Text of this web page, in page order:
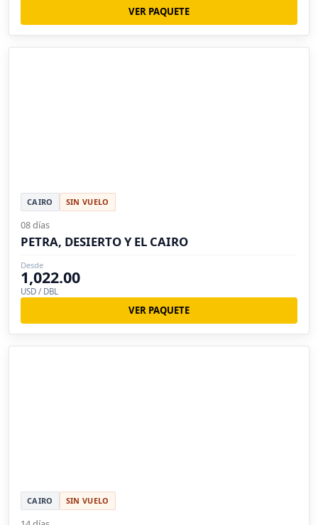
VER PAQUETE
CAIRO SIN VUELO
08 días
PETRA, DESIERTO Y EL CAIRO
Desde
1,022.00
USD / DBL
VER PAQUETE
CAIRO SIN VUELO